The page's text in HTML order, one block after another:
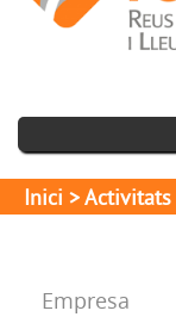
Inici >Activitats
Empresa